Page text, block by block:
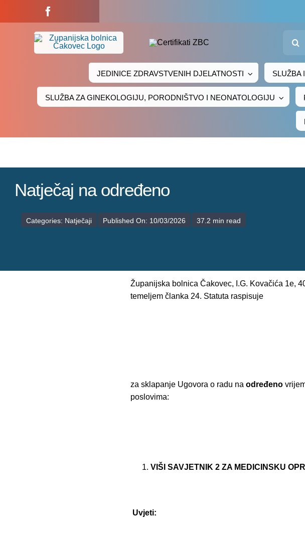
JEDINICE ZDRAVSTVENIH DJELATNOSTI SLUŽBA
SLUŽBA ZA GINEKOLOGIJU, PORODNIŠTVO I NEONATOLOGIJU
Natječaj na određeno
Categories: Natječaji Published On: 10/03/2026 37.2 min read
Županijska bolnica Čakovec, I.G. Kovačića 1e,
temeljem članka 24. Statuta raspisuje
za sklapanje Ugovora o radu naodređeno
poslovima:
VIŠI SAVJETNIK 2 ZA MEDICINSKU
Uvjeti: